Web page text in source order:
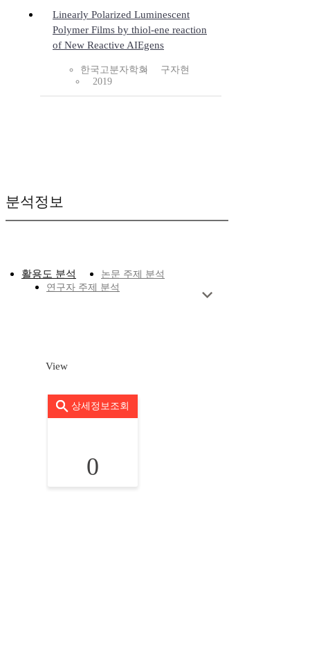
Linearly Polarized Luminescent
Polymer Films by thiol-ene reaction
of New Reactive AIEgens
한국고분자학회
구자현
2019
분석정보
활용도 분석
논문 주제 분석
연구자 주제 분석
View
상세정보조회
0